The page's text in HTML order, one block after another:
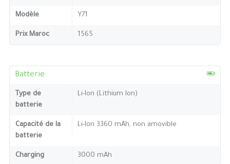
Modèle Y71
Prix Maroc 1565
Batterie
Type de
batterie
Li-Ion (Lithium Ion)
Capacité de la
batterie
Li-Ion 3360 mAh, non amovible
Charging 3000 mAh